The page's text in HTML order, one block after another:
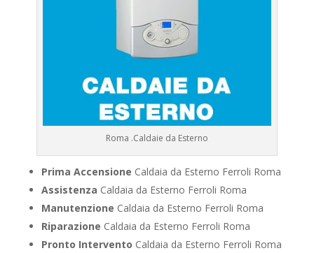
Roma .Caldaie da Esterno
Prima Accensione Caldaia da Esterno Ferroli Roma
Assistenza Caldaia da Esterno Ferroli Roma
Manutenzione Caldaia da Esterno Ferroli Roma
Riparazione Caldaia da Esterno Ferroli Roma
Pronto Intervento Caldaia da Esterno Ferroli Roma